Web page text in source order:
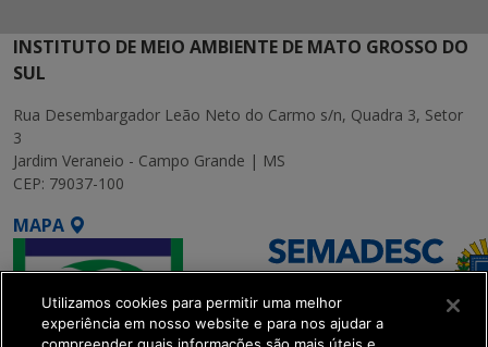
INSTITUTO DE MEIO AMBIENTE DE MATO GROSSO DO
SUL
Rua Desembargador Leão Neto do Carmo s/n, Quadra 3, Setor
3
Jardim Veraneio - Campo Grande | MS
CEP: 79037-100
MAPA
Utilizamos cookies para permitir uma melhor
experiência em nosso website e para nos ajudar a